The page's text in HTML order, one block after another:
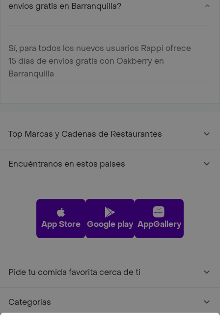
envíos gratis en Barranquilla?
Sí, para todos los nuevos usuarios Rappi ofrece
15 días de envíos gratis con Oakberry en
Barranquilla
Top Marcas y Cadenas de Restaurantes
Encuéntranos en estos países
App Store Google play AppGallery
Pide tu comida favorita cerca de ti
Categorías